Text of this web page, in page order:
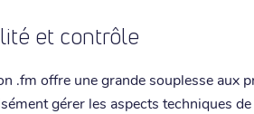
et contrôle
.fm offre une grande souplesse aux
gérer les aspects techniques